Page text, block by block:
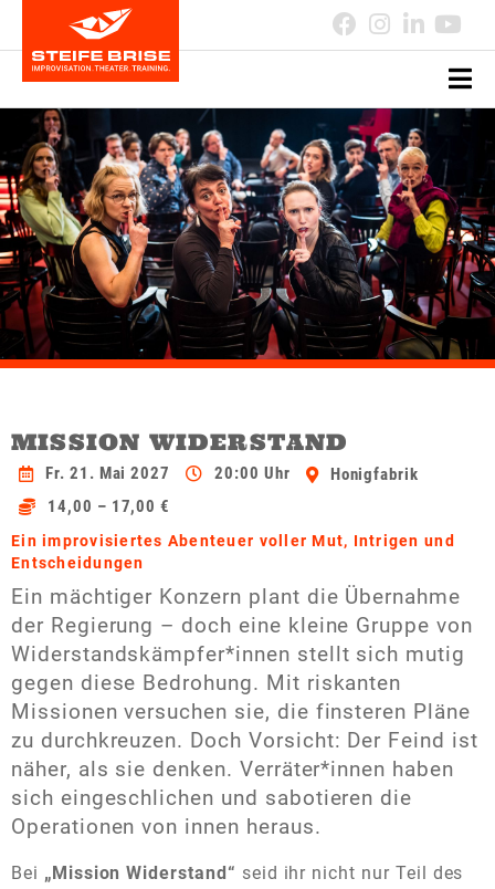
MISSION WIDERSTAND
Fr. 21. Mai 2027 20:00 Uhr
Honigfabrik
14,00 – 17,00 €
Ein improvisiertes Abenteuer voller Mut, Intrigen und
Entscheidungen
Ein mächtiger Konzern plant die Übernahme
der Regierung – doch eine kleine Gruppe von
Widerstandskämpfer*innen stellt sich mutig
gegen diese Bedrohung. Mit riskanten
Missionen versuchen sie, die finsteren Pläne
zu durchkreuzen. Doch Vorsicht: Der Feind ist
näher, als sie denken. Verräter*innen haben
sich eingeschlichen und sabotieren die
Operationen von innen heraus.
Bei „Mission Widerstand“ seid ihr nicht nur Teil des